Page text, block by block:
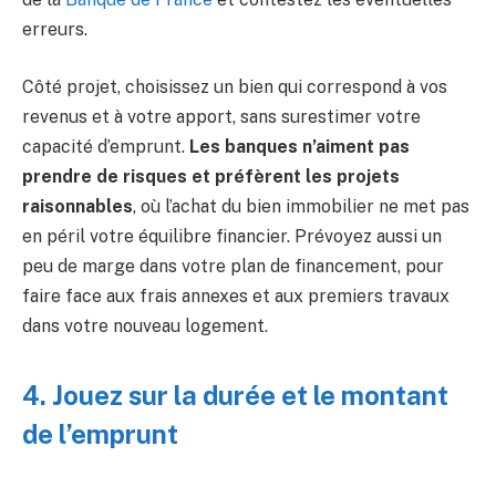
erreurs.
Côté projet, choisissez un bien qui correspond à vos
revenus et à votre apport, sans surestimer votre
capacité d’emprunt. Les banques n’aiment pas
prendre de risques et préfèrent les projets
raisonnables, où l’achat du bien immobilier ne met pas
en péril votre équilibre financier. Prévoyez aussi un
peu de marge dans votre plan de financement, pour
faire face aux frais annexes et aux premiers travaux
dans votre nouveau logement.
4. Jouez sur la durée et le montant
de l’emprunt